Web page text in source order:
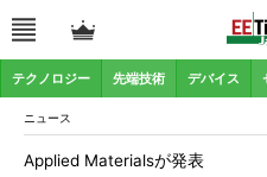
テクノロジー 先端技術 デバイス
ニュース
Applied Materialsが発表